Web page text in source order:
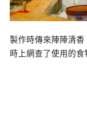
製作時傳來陣陣清
時上網查了使用的食